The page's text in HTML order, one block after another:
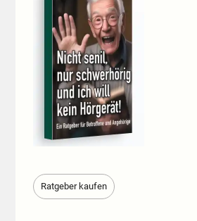
Ratgeber kaufen